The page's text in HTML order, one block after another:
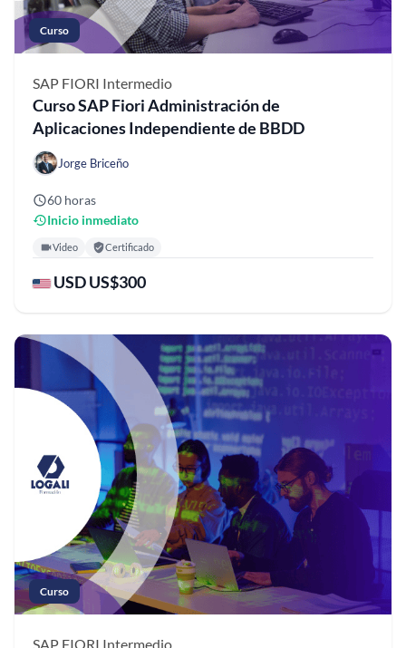
Curso
SAP FIORI Intermedio
Curso SAP Fiori Administración de
Aplicaciones Independiente de BBDD
Jorge Briceño
60 horas
Inicio inmediato
Video Certificado
USD US$300
Curso
SAP FIORI Intermedio